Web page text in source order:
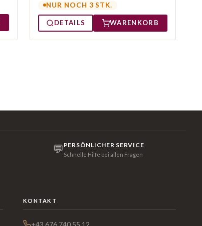
NUR NOCH 3 STK.
DETAILS WARENKORB
💬 PERSÖNLICHER SERVICE
Schnelle Hilfe bei allen Fragen
KONTAKT
+43 676 740 55 12